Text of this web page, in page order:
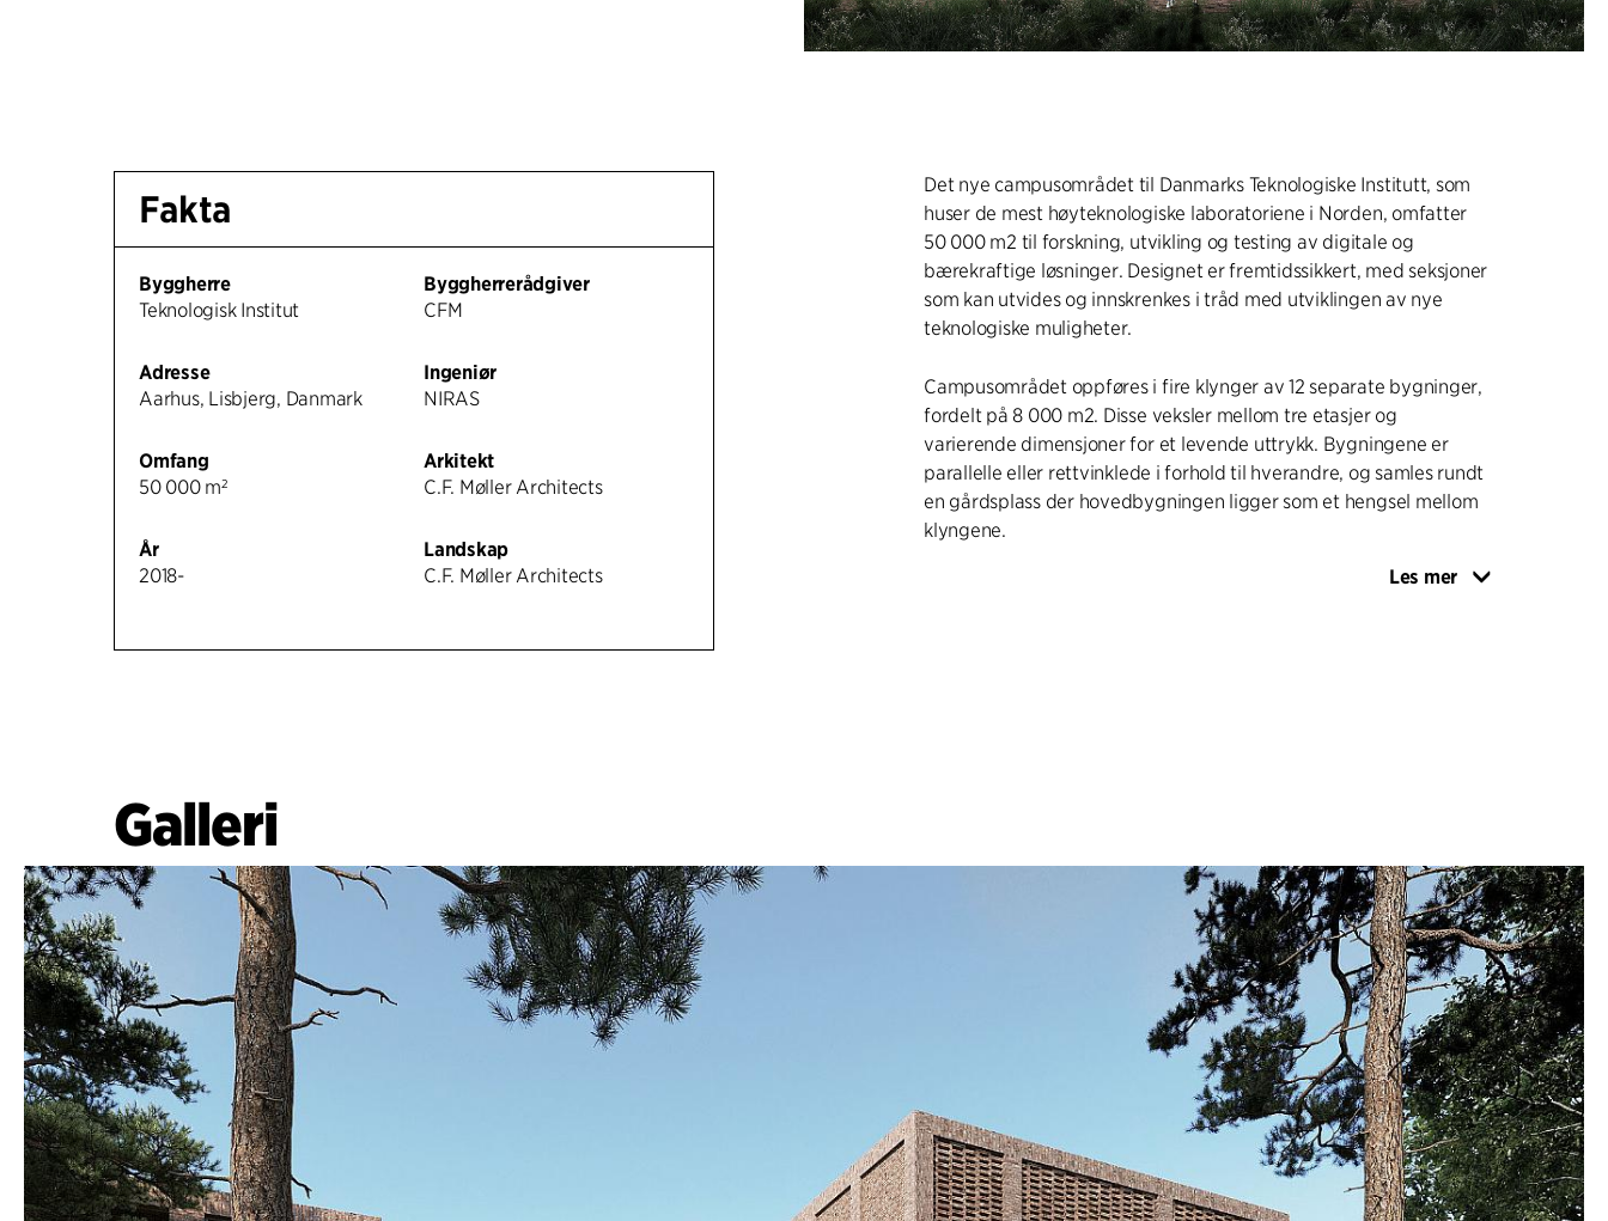
Fakta
Byggherre
Teknologisk Institut
Adresse
Aarhus, Lisbjerg, Danmark
Omfang
50 000 m²
År
2018-
Byggherrerådgiver
CFM
Ingeniør
NIRAS
Arkitekt
C.F. Møller Architects
Landskap
C.F. Møller Architects
Det nye campusområdet til Danmarks Teknologiske Institutt, som
huser de mest høyteknologiske laboratoriene i Norden, omfatter
50 000 m2 til forskning, utvikling og testing av digitale og
bærekraftige løsninger. Designet er fremtidssikkert, med seksjoner
som kan utvides og innskrenkes i tråd med utviklingen av nye
teknologiske muligheter.
Campusområdet oppføres i fire klynger av 12 separate bygninger,
fordelt på 8 000 m2. Disse veksler mellom tre etasjer og
varierende dimensjoner for et levende uttrykk. Bygningene er
parallelle eller rettvinklede i forhold til hverandre, og samles rundt
en gårdsplass der hovedbygningen ligger som et hengsel mellom
klyngene.
Hovedbygningen består av tre rektangulære bygningskropper
rutenettstruktur i teglfasadene skaper rytme og sammenheng
mellom klyngene. Arkitekturen og den dempede fargeskalaen
sørger samtidig for at bygningene er en naturlig del av det
kuperte landskapet. Planmessig betyr dette at noen bygninger får
en kjelleretasje som ligger under bakkenivå i den ene enden av
bygningen, mens den samme etasjen fremstår som en førsteetasje
i den andre enden av bygningen.
Vinduspartiene til forsøkshallene sikrer optimale dagslysforhold,
og involverer terrenget og aktiviteten fra gårdsplassen. Et
landskap som kalles Expo-landskapet er konstruert som et grønt
bånd gjennom bygningene. Expo-landskapet er tegnet til
Les mer
Galleri